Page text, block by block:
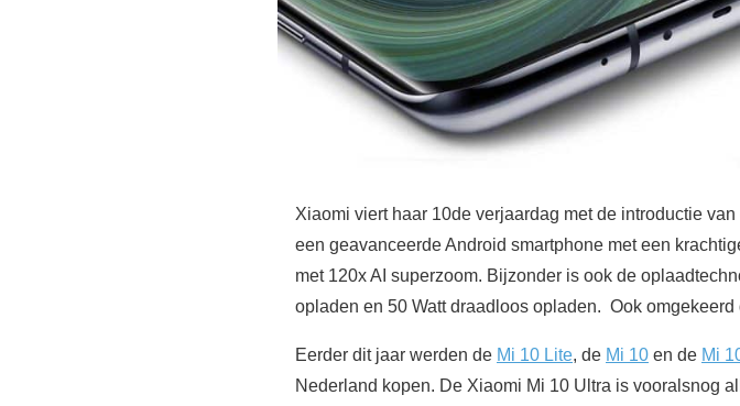
Xiaomi viert haar 10de verjaardag met de introductie
een geavanceerde Android smartphone met een
met 120x AI superzoom. Bijzonder is ook de
opladen en 50 Watt draadloos opladen. Ook
Eerder dit jaar werden de Mi 10 Lite, de Mi 10 en de Mi
Nederland kopen. De Xiaomi Mi 10 Ultra is vooralsnog